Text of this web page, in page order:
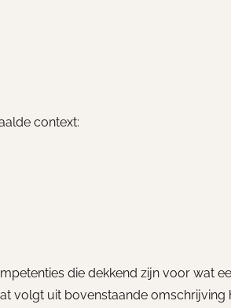
context:
die dekkend zijn voor wat
volgt uit bovenstaande omschrijving